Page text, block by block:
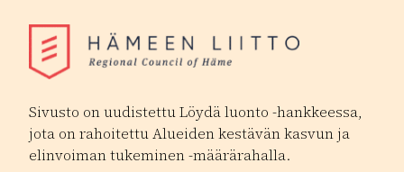
Sivusto on uudistettu Löydä luonto -hankkeessa,
jota on rahoitettu Alueiden kestävän kasvun ja
elinvoiman tukeminen -määrärahalla.